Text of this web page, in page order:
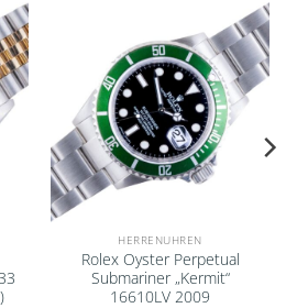
to
Add to
wishlist
HERRENUHREN
Rolex Oyster Perpetual
Submariner „Kermit“
16610LV 2009